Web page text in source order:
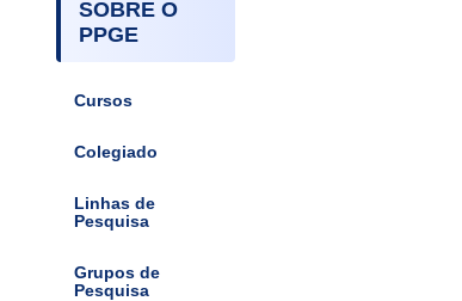
SOBRE O
PPGE
Cursos
Colegiado
Linhas de
Pesquisa
Grupos de
Pesquisa